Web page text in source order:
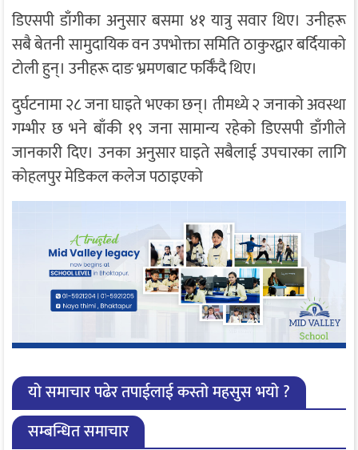
डिएसपी डाँगीका अनुसार बसमा ४१ यात्रु सवार थिए। उनीहरू
सबै बेतनी सामुदायिक वन उपभोक्ता समिति ठाकुरद्वार बर्दियाको
टोली हुन्। उनीहरू दाङ भ्रमणबाट फर्किँदै थिए।
दुर्घटनामा २८ जना घाइते भएका छन्। तीमध्ये २ जनाको अवस्था
गम्भीर छ भने बाँकी १९ जना सामान्य रहेको डिएसपी डाँगीले
जानकारी दिए। उनका अनुसार घाइते सबैलाई उपचारका लागि
कोहलपुर मेडिकल कलेज पठाइएको
यो समाचार पढेर तपाईलाई कस्तो महसुस भयो ?
सम्बन्धित समाचार